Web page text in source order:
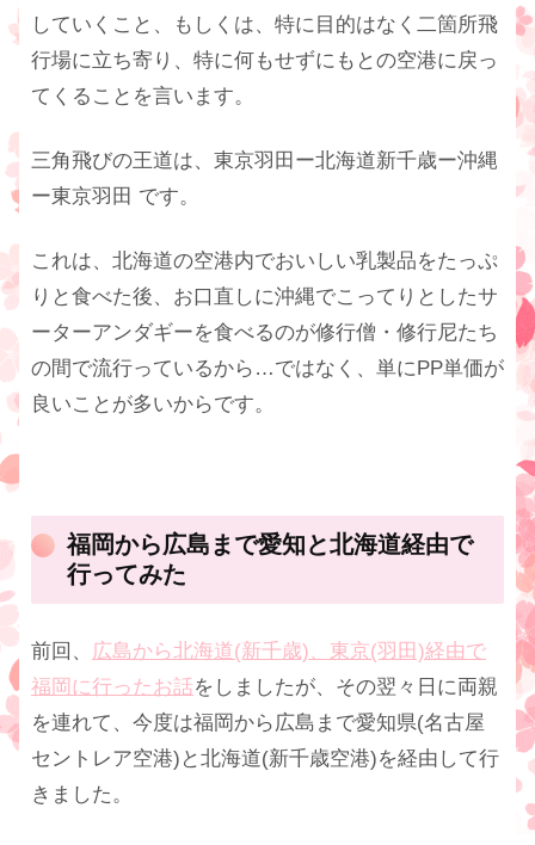
していくこと、もしくは、特に目的はなく二箇所飛
行場に立ち寄り、特に何もせずにもとの空港に戻っ
てくることを言います。
三角飛びの王道は、東京羽田ー北海道新千歳ー沖縄
ー東京羽田 です。
これは、北海道の空港内でおいしい乳製品をたっぷ
りと食べた後、お口直しに沖縄でこってりとしたサ
ーターアンダギーを食べるのが修行僧・修行尼たち
の間で流行っているから…ではなく、単にPP単価が
良いことが多いからです。
福岡から広島まで愛知と北海道経由で
行ってみた
前回、 広島から北海道(新千歳)、東京(羽田)経由で
福岡に行ったお話をしましたが、その翌々日に両親
を連れて、今度は福岡から広島まで愛知県(名古屋
セントレア空港)と北海道(新千歳空港)を経由して行
きました。